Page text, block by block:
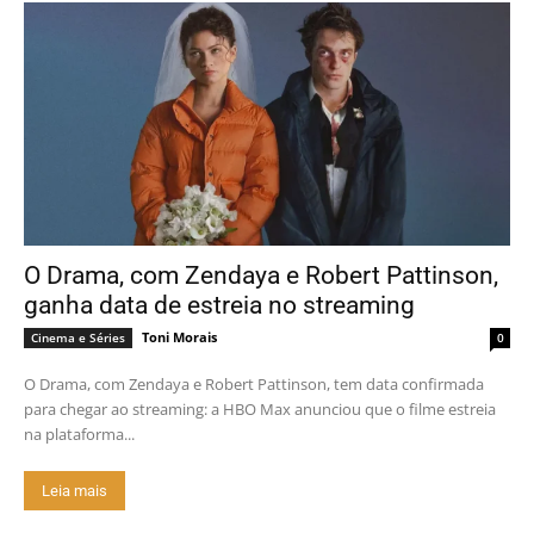
O Drama, com Zendaya e Robert Pattinson,
ganha data de estreia no streaming
Cinema e Séries Toni Morais 0
O Drama, com Zendaya e Robert Pattinson, tem data confirmada
para chegar ao streaming: a HBO Max anunciou que o filme estreia
na plataforma...
Leia mais